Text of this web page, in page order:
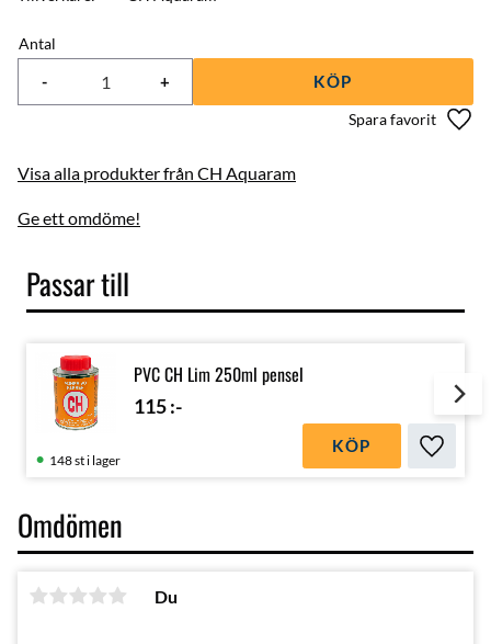
Antal
+
- KÖP
Visa alla produkter från CH Aquaram
Ge ett omdöme!
Passar till
PVC CH Lim 250ml pensel
115:-
Lägg
148 st i lager
KÖP
Omdömen
Du